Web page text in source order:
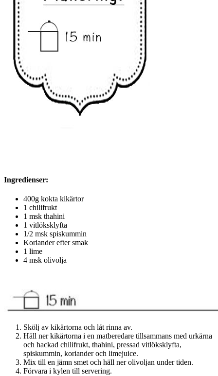
Ingredienser:
400g kokta kikärtor
1 chilifrukt
1 msk thahini
1 vitlöksklyfta
1/2 msk spiskummin
Koriander efter smak
1 lime
4 msk olivolja
Skölj av kikärtorna och låt rinna av.
Häll ner kikärtorna i en matberedare tillsammans med urkärna
och hackad chilifrukt, thahini, pressad vitlöksklyfta,
spiskummin, koriander och limejuice.
Mix till en jämn smet och häll ner olivoljan under tiden.
Förvara i kylen till servering.